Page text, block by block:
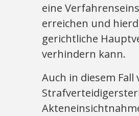
eine
erreichen und
gerichtliche
verhindern kann.
Auch in diesem Fall